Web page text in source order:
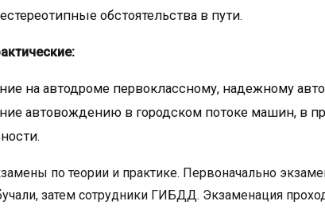
обстоятельства в пути.
на автодроме первоклассному, надежному
автовождению в городском потоке машин, в
по теории и практике. Первоначально
затем сотрудники ГИБДД. Экзаменация